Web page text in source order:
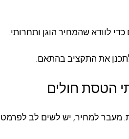
לוודא שהמחיר הוגן ותחרותי.
את התקציב בהתאם.
הטסת חולים
מעבר למחיר, יש לשים לב